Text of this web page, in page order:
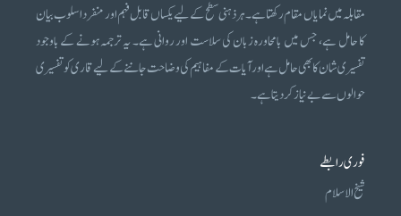
مقابلہ میں نمایاں مقام رکھتا ہے۔ ہر ذہنی سطح کے لیے یکساں قابل فہم اور منفرد اسلوب بیان
کا حامل ہے، جس میں بامحاورہ زبان کی سلاست اور روانی ہے۔ یہ ترجمہ ہونے کے باوجود
تفسیری شان کا بھی حامل ہے اور آیات کے مفاہیم کی وضاحت جاننے کے لیے قاری کو تفسیری
حوالوں سے بے نیاز کر دیتا ہے۔
فوری رابطے
شیخ الاسلام